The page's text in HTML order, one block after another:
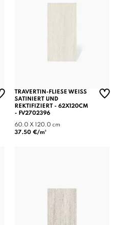
TRAVERTIN-FLIESE WEISS S
ATINIERT UND R
EKTIFIZIERT - 62X120CM -
FV2702396
60.0 X 120.0 cm
37.50 €/m²